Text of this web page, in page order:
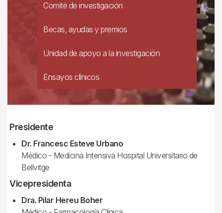
Comité de investigación
Becas, ayudas y premios
Unidad de apoyo a la investigación
Ensayos clínicos
Presidente
Dr. Francesc Esteve Urbano
Médico - Medicina Intensiva Hospital Universitario de
Bellvitge
Vicepresidenta
Dra. Pilar Hereu Boher